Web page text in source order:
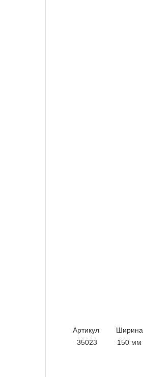
Артикул Ширина
35023
150 мм